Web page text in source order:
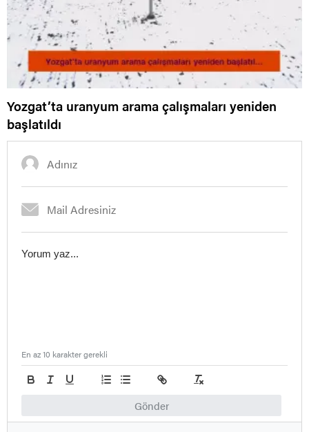
Yozgat’ta uranyum arama çalışmaları yeniden
başlatıldı
Gönder
En az 10 karakter gerekli